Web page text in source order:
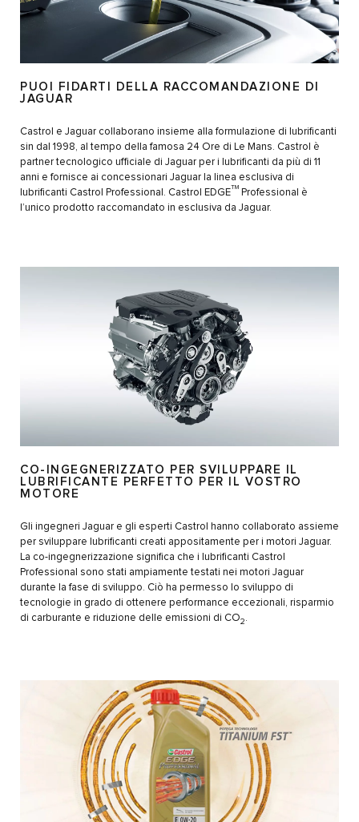
PUOI FIDARTI DELLA RACCOMANDAZIONE DI
JAGUAR
Castrol e Jaguar collaborano insieme alla formulazione di lubrificanti
sin dal 1998, al tempo della famosa 24 Ore di Le Mans. Castrol è
partner tecnologico ufficiale di Jaguar per i lubrificanti da più di 11
anni e fornisce ai concessionari Jaguar la linea esclusiva di
lubrificanti Castrol Professional. Castrol EDGETM
Professional è
l’unico prodotto raccomandato in esclusiva da Jaguar.
CO-INGEGNERIZZATO PER SVILUPPARE IL
LUBRIFICANTE PERFETTO PER IL VOSTRO
MOTORE
Gli ingegneri Jaguar e gli esperti Castrol hanno collaborato assieme
per sviluppare lubrificanti creati appositamente per i motori Jaguar.
La co-ingegnerizzazione significa che i lubrificanti Castrol
Professional sono stati ampiamente testati nei motori Jaguar
durante la fase di sviluppo. Ciò ha permesso lo sviluppo di
tecnologie in grado di ottenere performance eccezionali, risparmio
di carburante e riduzione delle emissioni di CO2 .